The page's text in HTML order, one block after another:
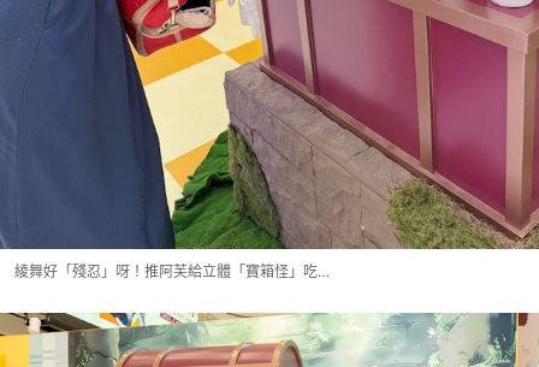
綾舞好「殘忍」呀！推阿芙給立體「寶箱怪」吃…